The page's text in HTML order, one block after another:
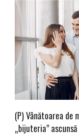
(P) Vânătoarea de
„bijuteria”